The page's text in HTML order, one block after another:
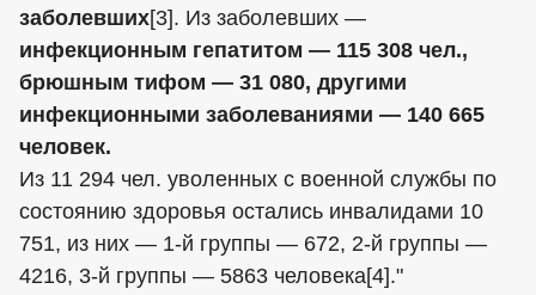
заболевших[3]. Из заболевших —
инфекционным гепатитом — 115 308 чел.,
брюшным тифом — 31 080, другими
инфекционными заболеваниями — 140 665
человек.
Из 11 294 чел. уволенных с военной службы по
состоянию здоровья остались инвалидами 10
751, из них — 1-й группы — 672, 2-й группы —
4216, 3-й группы — 5863 человека[4]."